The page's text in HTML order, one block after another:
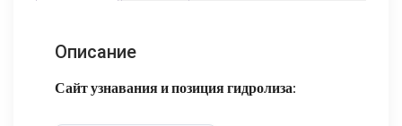
Описание
Сайт узнавания и позиция гидролиза: